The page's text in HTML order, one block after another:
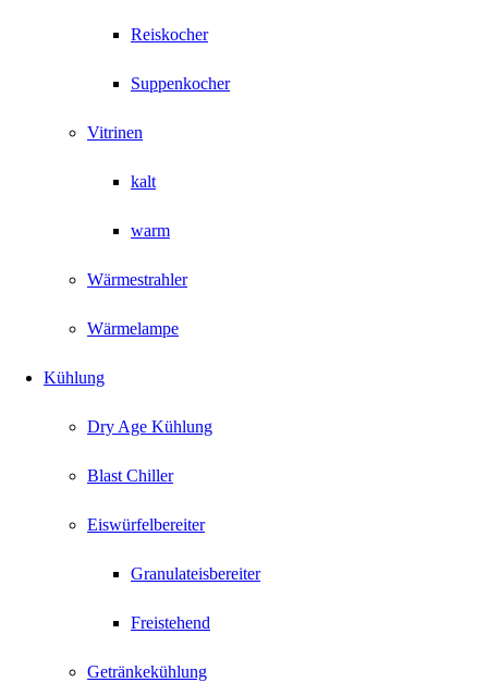
Reiskocher
Suppenkocher
Vitrinen
kalt
warm
Wärmestrahler
Wärmelampe
Kühlung
Dry Age Kühlung
Blast Chiller
Eiswürfelbereiter
Granulateisbereiter
Freistehend
Getränkekühlung